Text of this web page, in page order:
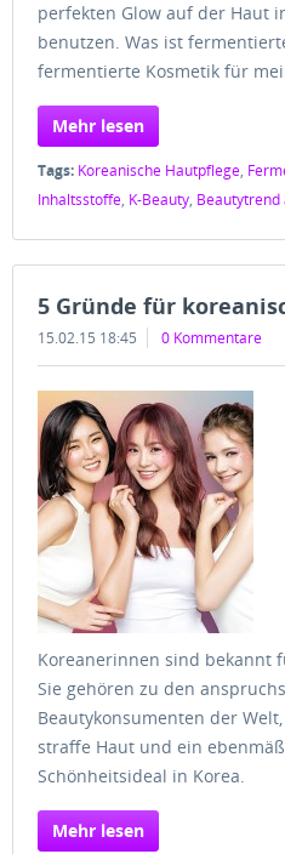
perfekten Glow auf der Haut
benutzen. Was ist
fermentierte Kosmetik für
Mehr lesen
Tags: Koreanische Hautpflege,
Inhaltsstoffe, K-Beauty, Beautytrend
5 Gründe für
15.02.15 18:45 0 Kommentare
Koreanerinnen sind bekannt
Sie gehören zu den
Beautykonsumenten der
straffe Haut und ein
Schönheitsideal in Korea.
Mehr lesen